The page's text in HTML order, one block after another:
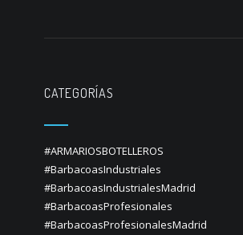
CATEGORÍAS
#ARMARIOSBOTELLEROS
#BarbacoasIndustriales
#BarbacoasIndustrialesMadrid
#BarbacoasProfesionales
#BarbacoasProfesionalesMadrid